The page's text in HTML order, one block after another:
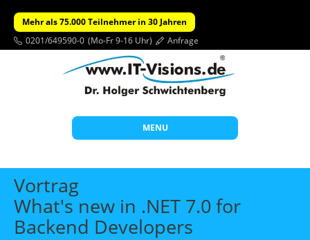
Mehr als 75.000 Teilnehmer in 30 Jahren
0201/649590-0 (Mo-Fr 9-16 Uhr) Anfrage
MENU
Start
Beratung
Vortrag
What's new in .NET 7.0 for
Backend Developers